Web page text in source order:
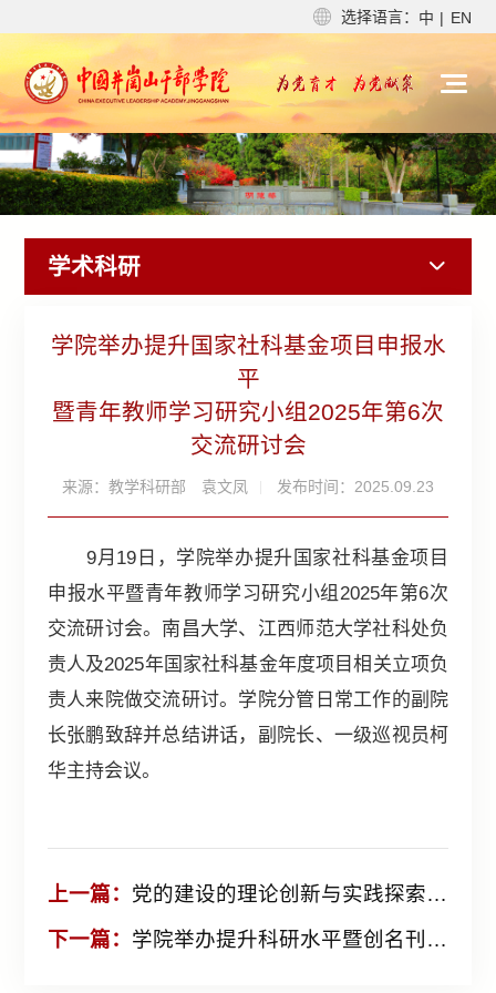
选择语言： 中 | EN
学术科研
学院举办提升国家社科基金项目申报水
平
暨青年教师学习研究小组2025年第6次
交流研讨会
来源：教学科研部 袁文凤 发布时间：2025.09.23
9月19日，学院举办提升国家社科基金项目
申报水平暨青年教师学习研究小组2025年第6次
交流研讨会。南昌大学、江西师范大学社科处负
责人及2025年国家社科基金年度项目相关立项负
责人来院做交流研讨。学院分管日常工作的副院
长张鹏致辞并总结讲话，副院长、一级巡视员柯
华主持会议。
上一篇：
党的建设的理论创新与实践探索永无止境“第七届习近平总书记关于党的建设的重要思想研究论坛”在中国井冈山干部学院举办
下一篇：
学院举办提升科研水平暨创名刊工作交流研讨会